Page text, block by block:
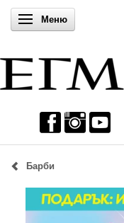
Включи навигацията
Меню
Барби